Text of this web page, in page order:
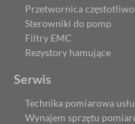
Przetwornica
Sterowniki do pomp
Filtry EMC
Rezystory hamujące
Serwis
Technika pomiarowa
Wynajem sprzętu